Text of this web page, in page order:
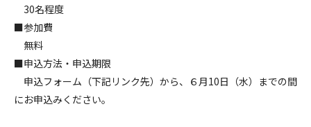
30名程度
■参加費
無料
■申込方法・申込期限
申込フォーム（下記リンク先）から、６月10日（水）までの間
にお申込みください。